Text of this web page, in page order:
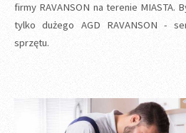
firmy RAVANSON na terenie MIASTA.
tylko dużego AGD RAVANSON -
sprzętu.